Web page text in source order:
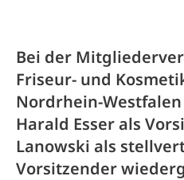
Bei der
Friseur- und
Nordrhein-Westfalen
Harald Esser als
Lanowski als
Vorsitzender